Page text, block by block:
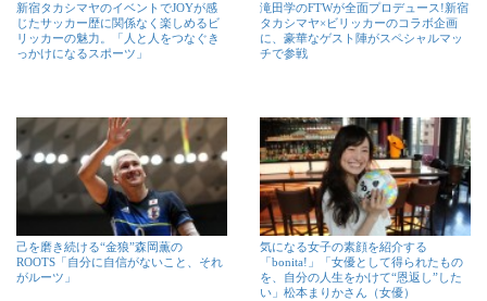
新宿タカシマヤのイベントでJOYが感
じたサッカー歴に関係なく楽しめるビ
リッカーの魅力。「人と人をつなぐき
っかけになるスポーツ」
滝田学のFTWが全面プロデュース!新宿
タカシマヤ×ビリッカーのコラボ企画
に、豪華なゲスト陣がスペシャルマッ
チで参戦
己を磨き続ける“金狼”森岡薫の
ROOTS「自分に自信がないこと、それ
がルーツ」
気になる女子の素顔を紹介する
「bonita!」「女優として得られたもの
を、自分の人生をかけて“恩返し”した
い」松本まりかさん（女優）